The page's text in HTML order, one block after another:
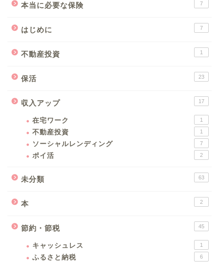
本当に必要な保険 7
はじめに 7
不動産投資 1
保活 23
収入アップ 17
在宅ワーク 1
不動産投資 1
ソーシャルレンディング 7
ポイ活 2
未分類 63
本 2
節約・節税 45
キャッシュレス 1
ふるさと納税 6